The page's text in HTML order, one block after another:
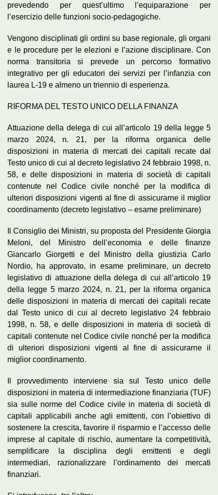
prevedendo per quest’ultimo l’equiparazione per
l’esercizio delle funzioni socio-pedagogiche.
Vengono disciplinati gli ordini su base regionale, gli organi
e le procedure per le elezioni e l’azione disciplinare. Con
norma transitoria si prevede un percorso formativo
integrativo per gli educatori dei servizi per l’infanzia con
laurea L-19 e almeno un triennio di esperienza.
RIFORMA DEL TESTO UNICO DELLA FINANZA
Attuazione della delega di cui all’articolo 19 della legge 5
marzo 2024, n. 21, per la riforma organica delle
disposizioni in materia di mercati dei capitali recate dal
Testo unico di cui al decreto legislativo 24 febbraio 1998, n.
58, e delle disposizioni in materia di società di capitali
contenute nel Codice civile nonché per la modifica di
ulteriori disposizioni vigenti al fine di assicurarne il miglior
coordinamento (decreto legislativo – esame preliminare)
Il Consiglio dei Ministri, su proposta del Presidente Giorgia
Meloni, del Ministro dell’economia e delle finanze
Giancarlo Giorgetti e del Ministro della giustizia Carlo
Nordio, ha approvato, in esame preliminare, un decreto
legislativo di attuazione della delega di cui all’articolo 19
della legge 5 marzo 2024, n. 21, per la riforma organica
delle disposizioni in materia di mercati dei capitali recate
dal Testo unico di cui al decreto legislativo 24 febbraio
1998, n. 58, e delle disposizioni in materia di società di
capitali contenute nel Codice civile nonché per la modifica
di ulteriori disposizioni vigenti al fine di assicurarne il
miglior coordinamento.
Il provvedimento interviene sia sul Testo unico delle
disposizioni in materia di intermediazione finanziaria (TUF)
sia sulle norme del Codice civile in materia di società di
capitali applicabili anche agli emittenti, con l’obiettivo di
sostenere la crescita, favorire il risparmio e l’accesso delle
imprese al capitale di rischio, aumentare la competitività,
semplificare la disciplina degli emittenti e degli
intermediari, razionalizzare l’ordinamento dei mercati
finanziari.